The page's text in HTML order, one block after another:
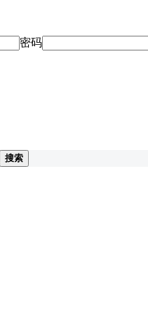
密码
搜索